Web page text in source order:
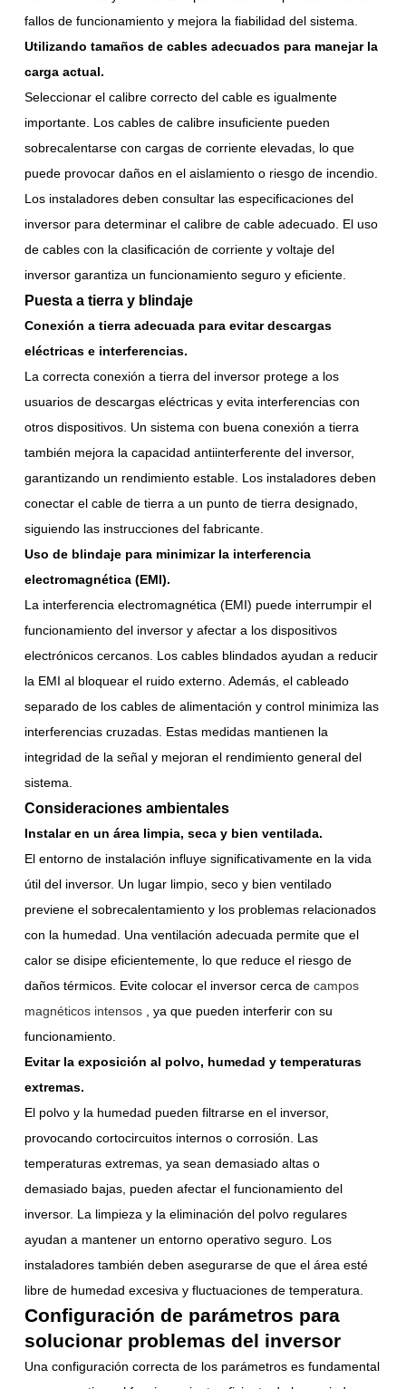
fallos de funcionamiento y mejora la fiabilidad del sistema.
Utilizando tamaños de cables adecuados para manejar la
carga actual.
Seleccionar el calibre correcto del cable es igualmente
importante. Los cables de calibre insuficiente pueden
sobrecalentarse con cargas de corriente elevadas, lo que
puede provocar daños en el aislamiento o riesgo de incendio.
Los instaladores deben consultar las especificaciones del
inversor para determinar el calibre de cable adecuado. El uso
de cables con la clasificación de corriente y voltaje del
inversor garantiza un funcionamiento seguro y eficiente.
Puesta a tierra y blindaje
Conexión a tierra adecuada para evitar descargas
eléctricas e interferencias.
La correcta conexión a tierra del inversor protege a los
usuarios de descargas eléctricas y evita interferencias con
otros dispositivos. Un sistema con buena conexión a tierra
también mejora la capacidad antiinterferente del inversor,
garantizando un rendimiento estable. Los instaladores deben
conectar el cable de tierra a un punto de tierra designado,
siguiendo las instrucciones del fabricante.
Uso de blindaje para minimizar la interferencia
electromagnética (EMI).
La interferencia electromagnética (EMI) puede interrumpir el
funcionamiento del inversor y afectar a los dispositivos
electrónicos cercanos. Los cables blindados ayudan a reducir
la EMI al bloquear el ruido externo. Además, el cableado
separado de los cables de alimentación y control minimiza las
interferencias cruzadas. Estas medidas mantienen la
integridad de la señal y mejoran el rendimiento general del
sistema.
Consideraciones ambientales
Instalar en un área limpia, seca y bien ventilada.
El entorno de instalación influye significativamente en la vida
útil del inversor. Un lugar limpio, seco y bien ventilado
previene el sobrecalentamiento y los problemas relacionados
con la humedad. Una ventilación adecuada permite que el
calor se disipe eficientemente, lo que reduce el riesgo de
daños térmicos. Evite colocar el inversor cerca de campos
magnéticos intensos
, ya que pueden interferir con su
funcionamiento.
Evitar la exposición al polvo, humedad y temperaturas
extremas.
El polvo y la humedad pueden filtrarse en el inversor,
provocando cortocircuitos internos o corrosión. Las
temperaturas extremas, ya sean demasiado altas o
demasiado bajas, pueden afectar el funcionamiento del
inversor. La limpieza y la eliminación del polvo regulares
ayudan a mantener un entorno operativo seguro. Los
instaladores también deben asegurarse de que el área esté
libre de humedad excesiva y fluctuaciones de temperatura.
Configuración de parámetros para
solucionar problemas del inversor
Una configuración correcta de los parámetros es fundamental